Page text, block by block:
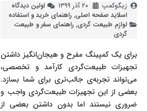
زیگوکمپ ۲۰ آذر ۱۳۹۹
اولین دیدگاه
اسلاید صفحه اصلی,راهنمای خرید و استفاده
لوازم طبیعت ‌گردی,راهنمای سفر و طبیعت
گردی
برای یک کمپینگ مفرح و هیجان‌انگیز داشتن
تجهیزات طبیعت‌گردی کارآمد و تخصصی،
می‌تواند تجربه‌ی جالب‌تری برای شما بسازد.
بعضی از این تجهیزات طبیعت‌گردی واجب و
ضروری نیستند اما بدون داشتن بعضی از